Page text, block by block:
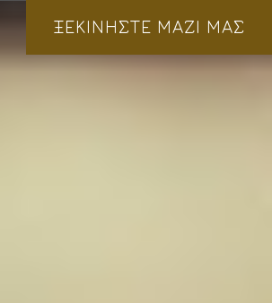
ΞΕΚΙΝΗΣΤΕ ΜΑΖΙ ΜΑΣ